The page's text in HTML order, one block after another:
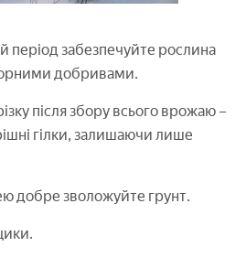
період забезпечуйте рослина
добривами.
після збору всього врожаю –
гілки, залишаючи лише
добре зволожуйте грунт.